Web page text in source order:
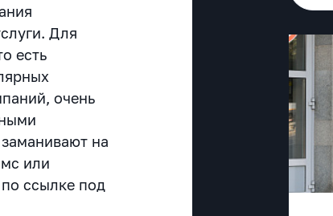
Для
есть
очень
на
или
ссылке под